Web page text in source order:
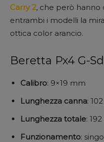
Carry 2, che però hanno
entrambi i modelli la
ottica color arancio.
Beretta Px4 G-
Calibro: 9×19 mm
Lunghezza canna:
Lunghezza totale:
Funzionamento: